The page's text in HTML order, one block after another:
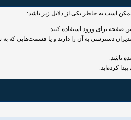
است به خاطر یکی از دلایل زیر باشد:
صفحه برای ورود استفاده کنید.
دسترسی به آن را دارند و یا قسمت‌هایی که به
باشد.
کرده‌اید.